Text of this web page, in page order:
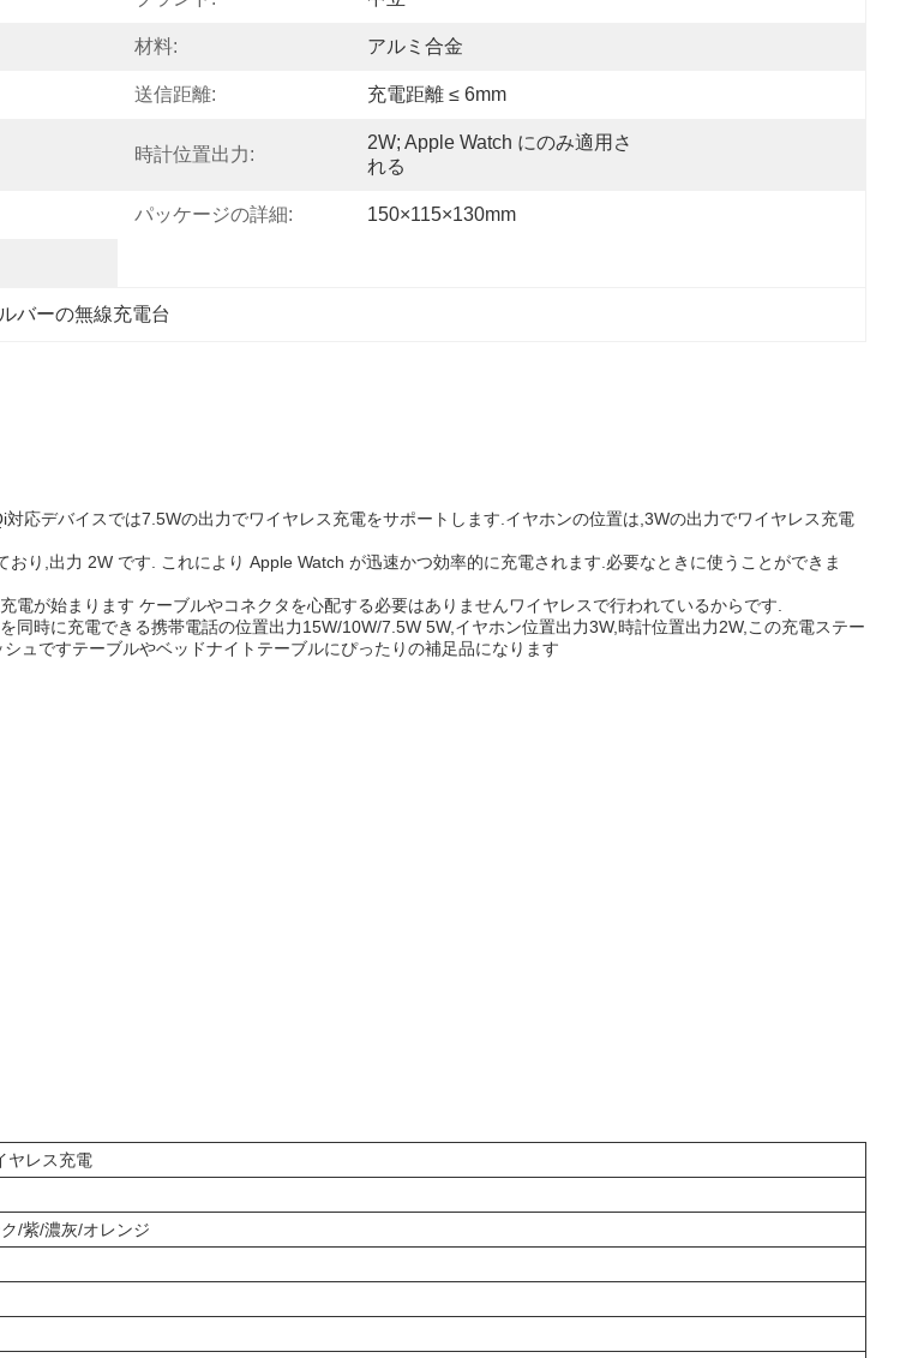
材料: アルミ合金
送信距離: 充電距離 ≤ 6mm
時計位置出力:
2W; Apple Watch にのみ適用さ
れる
パッケージの詳細: 150×115×130mm
バーの無線充電台
応デバイスでは7.5Wの出力でワイヤレス充電をサポートします.イヤホンの位置は,3Wの出力でワイヤレス充電
り,出力 2W です. これにより Apple Watch が迅速かつ効率的に充電されます.必要なときに使うことができま
が始まります ケーブルやコネクタを心配する必要はありませんワイヤレスで行われているからです.
時に充電できる携帯電話の位置出力15W/10W/7.5W 5W,イヤホン位置出力3W,時計位置出力2W,この充電ステー
ュですテーブルやベッドナイトテーブルにぴったりの補足品になります
ヤレス充電
/紫/濃灰/オレンジ